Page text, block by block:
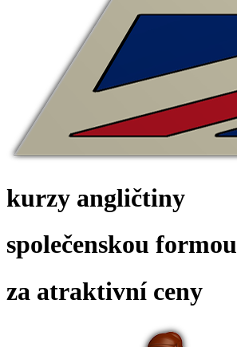
kurzy angličtiny
společenskou formou
za atraktivní ceny